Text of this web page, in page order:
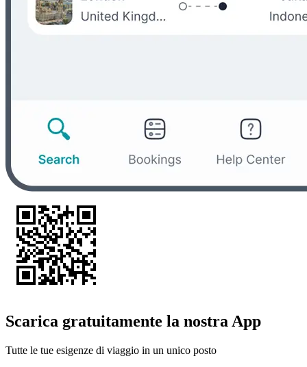
Scarica gratuitamente la nostra App
Tutte le tue esigenze di viaggio in un unico posto